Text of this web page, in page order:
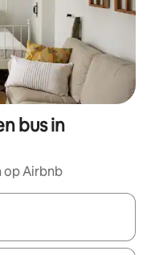
bus in
op Airbnb
zijn, maak je een keuze